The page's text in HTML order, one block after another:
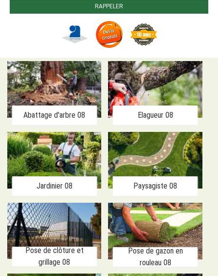
Abattage d'arbre 08 Elagueur 08
Jardinier 08 Paysagiste 08
Pose de clôture et
grillage 08
Pose de gazon en
rouleau 08